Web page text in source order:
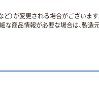
ど）が変更される場合がございま
商品情報が必要な場合は、製造